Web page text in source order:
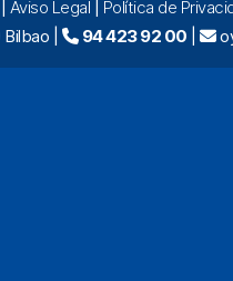
Aviso Legal Política de
|
94 423 92 00 |